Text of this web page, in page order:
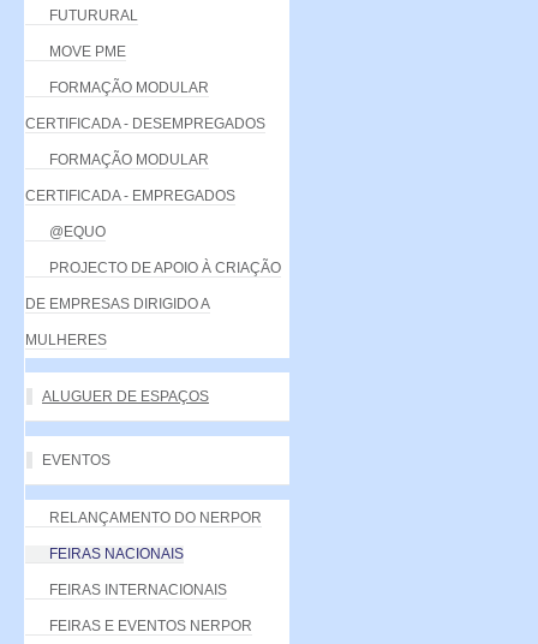
FUTURURAL
MOVE PME
FORMAÇÃO MODULAR
CERTIFICADA - DESEMPREGADOS
FORMAÇÃO MODULAR
CERTIFICADA - EMPREGADOS
@EQUO
PROJECTO DE APOIO À CRIAÇÃO
DE EMPRESAS DIRIGIDO A
MULHERES
ALUGUER DE ESPAÇOS
EVENTOS
RELANÇAMENTO DO NERPOR
FEIRAS NACIONAIS
FEIRAS INTERNACIONAIS
FEIRAS E EVENTOS NERPOR